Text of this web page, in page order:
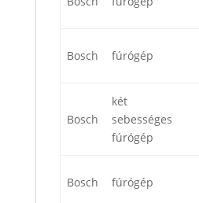
Bosch fúrógép
Bosch
két
sebességes
fúrógép
Bosch fúrógép